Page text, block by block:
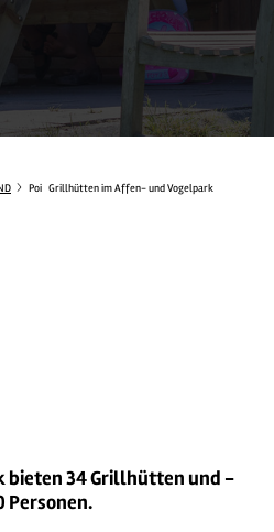
Poi Grillhütten im Affen- und Vogelpark
bieten 34 Grillhütten und -
Personen.